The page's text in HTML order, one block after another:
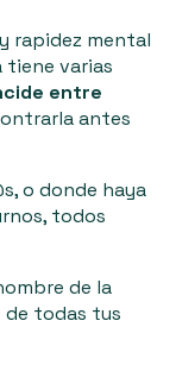
rapidez mental
tiene varias
entre
antes
o donde haya
todos
de la
de todas tus